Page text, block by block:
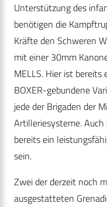
Unterstützung des
benötigen die
Kräfte den Schweren
mit einer 30mm
MELLS. Hier ist
BOXER-gebundene
jede der Brigaden der
Artilleriesysteme.
bereits ein
sein.
Zwei der derzeit noch
ausgestatteten